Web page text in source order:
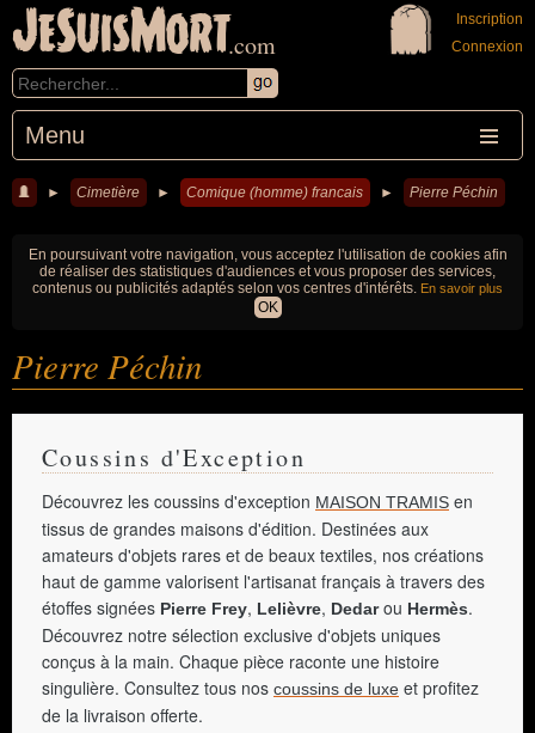
JeSuisMort.com
Menu
Inscription
Connexion
► Cimetière ► Comique (homme) francais ► Pierre Péchin
En poursuivant votre navigation, vous acceptez l'utilisation de cookies afin
de réaliser des statistiques d'audiences et vous proposer des services,
contenus ou publicités adaptés selon vos centres d'intérêts. En savoir plus
OK
Pierre Péchin
Coussins d'Exception
Découvrez les coussins d'exception MAISON TRAMIS en
tissus de grandes maisons d'édition. Destinées aux
amateurs d'objets rares et de beaux textiles, nos créations
haut de gamme valorisent l'artisanat français à travers des
étoffes signées Pierre Frey, Lelièvre, Dedarou Hermès.
Découvrez notre sélection exclusive d'objets uniques
conçus à la main. Chaque pièce raconte une histoire
singulière. Consultez tous nos coussins de luxe et profitez
de la livraison offerte.